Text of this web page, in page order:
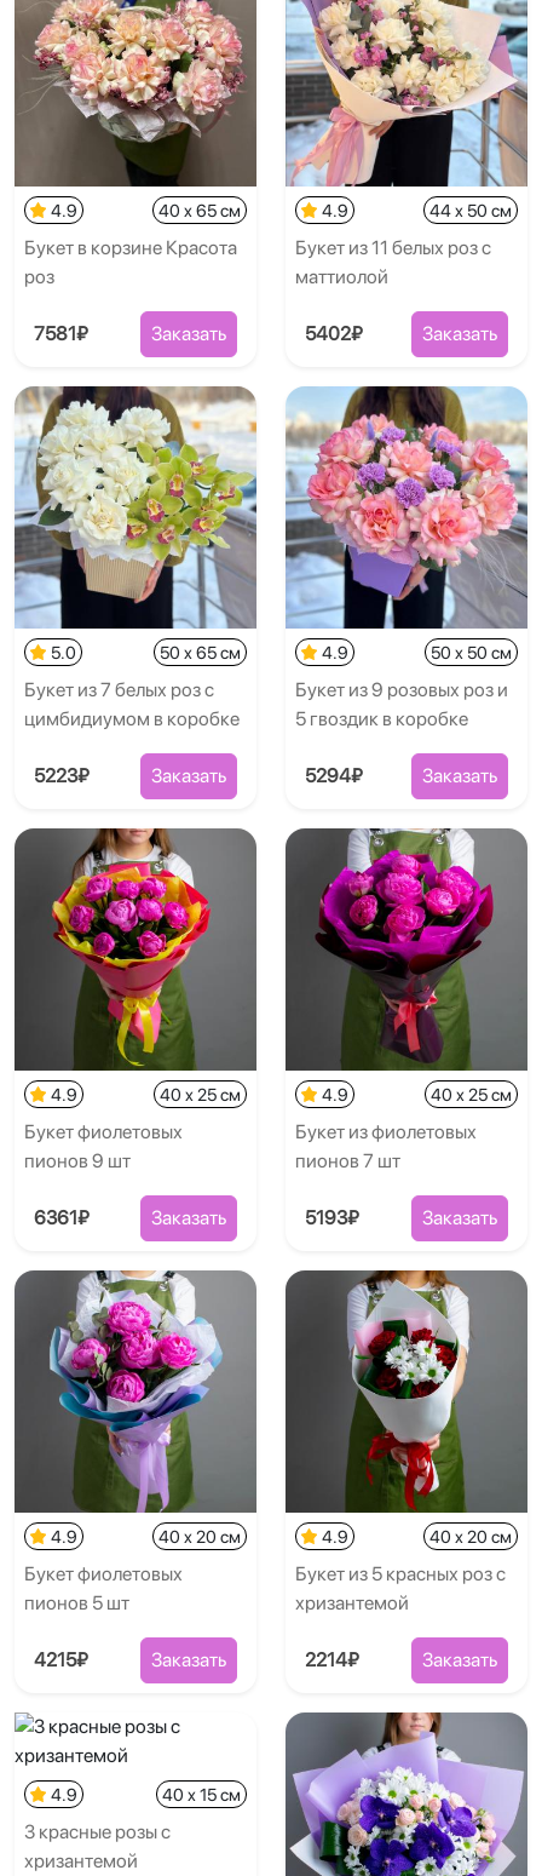
4.9 40 x 65 см
Букет в корзине Красота
роз
7581₽ Заказать
4.9 44 x 50 см
Букет из 11 белых роз с
маттиолой
5402₽ Заказать
5.0 50 x 65 см
Букет из 7 белых роз с
цимбидиумом в коробке
5223₽ Заказать
4.9 50 x 50 см
Букет из 9 розовых роз и
5 гвоздик в коробке
5294₽ Заказать
4.9 40 x 25 см
Букет фиолетовых
пионов 9 шт
6361₽ Заказать
4.9 40 x 25 см
Букет из фиолетовых
пионов 7 шт
5193₽ Заказать
4.9 40 x 20 см
Букет фиолетовых
пионов 5 шт
4215₽ Заказать
4.9 40 x 20 см
Букет из 5 красных роз с
хризантемой
2214₽ Заказать
4.9 40 x 15 см
3 красные розы с
хризантемой